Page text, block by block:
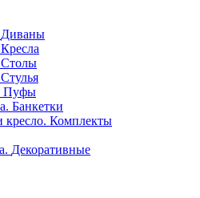
Диваны
Кресла
Столы
Стулья
Пуфы
Банкетки
Комплекты
Декоративные